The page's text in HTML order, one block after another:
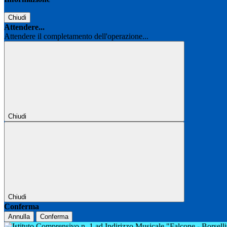
Chiudi
Attendere...
Attendere il completamento dell'operazione...
Chiudi
Chiudi
Conferma
Annulla Conferma